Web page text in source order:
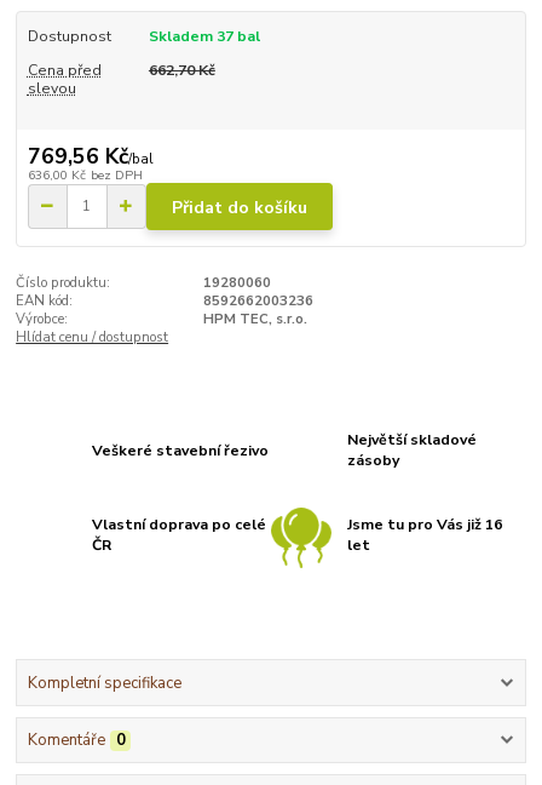
Dostupnost
Skladem 37 bal
Cena před
slevou
662,70 Kč
769,56 Kč/bal
636,00 Kč bez DPH
Přidat do košíku
Číslo produktu:
19280060
EAN kód:
8592662003236
Výrobce:
HPM TEC, s.r.o.
Hlídat cenu / dostupnost
Veškeré stavební řezivo
Největší skladové
zásoby
Vlastní doprava po celé
ČR
Jsme tu pro Vás již 16
let
Kompletní specifikace
Komentáře 0